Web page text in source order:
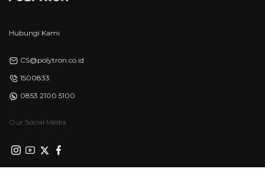
Hubungi Kami
CS@polytron.co.id
1500833
0853 2100 5100
Our Social Media